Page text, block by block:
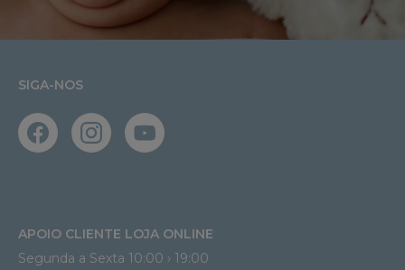
SIGA-NOS
APOIO CLIENTE LOJA ONLINE
Segunda a Sexta 10:00 › 19:00